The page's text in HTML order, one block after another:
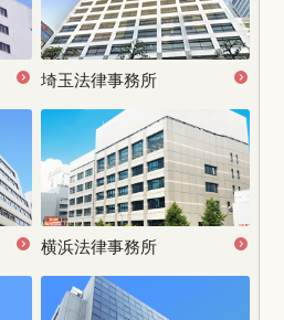
離婚で父親が親権を獲得するためのポイント｜不利な理由など弁護士が解説
養育費の時効は基本5年！止める方法、過ぎた場合についても解説
再婚を理由に養育費の免除や減額は認められるのか？
親子交流調停（面会交流調停）の流れ｜聞かれることや成立させるポイント
養育費の増額請求を拒否したい！認められるケースや対応方法を解説
離婚後の養育費の支払いはいつまで？支払期間は変更できる？
埼玉法律事務所
横浜法律事務所